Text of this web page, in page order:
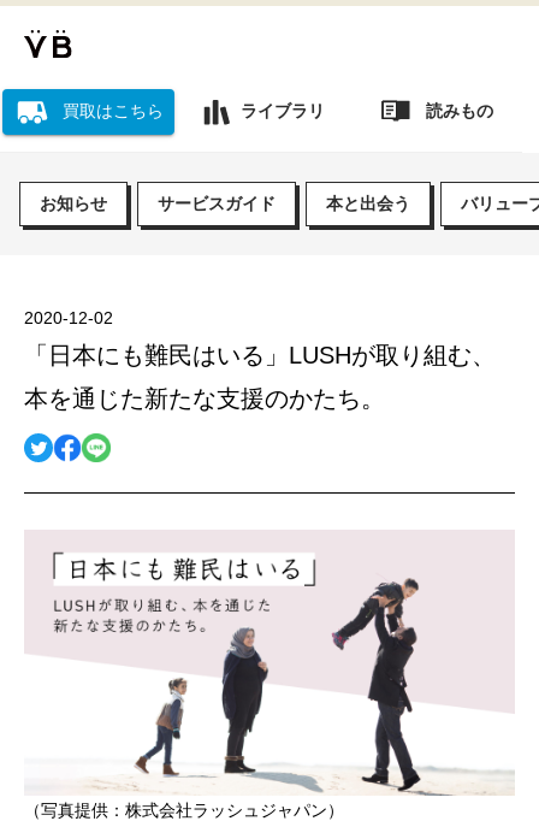
買取はこちら ライブラリ 読みもの
お知らせ サービスガイド 本と出会う バリュー
2020-12-02
「日本にも難民はいる」LUSHが取り組む、
本を通じた新たな支援のかたち。
（写真提供：株式会社ラッシュジャパン）